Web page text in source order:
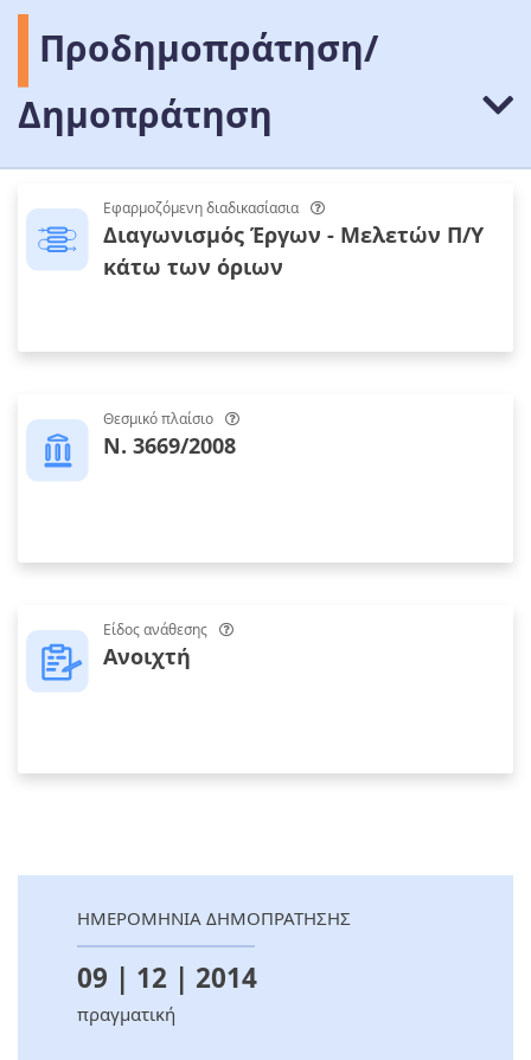
Προδημοπράτηση/
Δημοπράτηση
Εφαρμοζόμενη διαδικασίασια
Διαγωνισμός Έργων - Μελετών Π/Υ
κάτω των όριων
Θεσμικό πλαίσιο
Ν. 3669/2008
Είδος ανάθεσης
Ανοιχτή
ΗΜΕΡΟΜΗΝΙΑ ΔΗΜΟΠΡΑΤΗΣΗΣ
09 | 12 | 2014
πραγματική